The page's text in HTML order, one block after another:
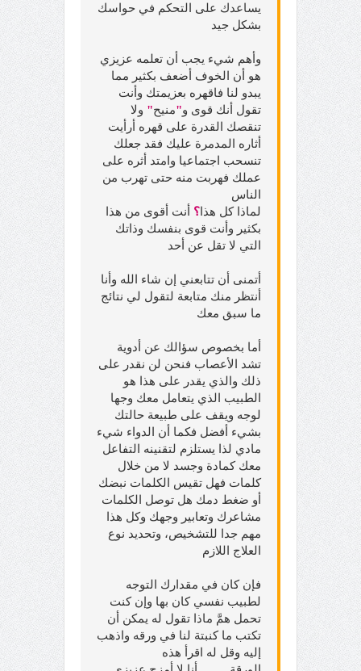
يساعدك على التحكم في حواسك
بشكل جيد
وأهم شيء يجب أن تعلمه عزيزي
هو أن الخوف أضعف بكثير مما
يبدو لنا فاقهره بعزيمتك وأنت
تقول أنك قوى و"منيح" ولا
تنقصك القدرة على قهره أرأيت
أثاره المدمرة عليك فقد جعلك
تنسحب اجتماعيا وامتد أثره على
عملك فهربت منه حتى تهرب من
الناس
لماذا كل هذا ؟ أنت أقوى من هذا
بكثير وأنت قوى بنفسك وذاتك
التي لا تقل عن أحد
أتمنى أن تتابعني إن شاء الله وأنا
أنتظر منك متابعة لتقول لي نتائج
ما سبق معك
أما بخصوص سؤالك عن أدوية
تشد الأعصاب فنحن لن نقدر على
ذلك والذي يقدر على هذا هو
الطبيب الذي يتعامل معك وجها
لوجه ويقف على طبيعة حالتك
بشيء أفضل فكما أن الدواء شيء
مادي لذا يستلزم لتقنينه التفاعل
معك كمادة وجسد لا من خلال
كلمات فهل تقيس الكلمات نبضك
أو ضغط دمك هل توصل الكلمات
مشاعرك وتعابير وجهك وكل هذا
مهم جدا للتشخيص، وتحديد نوع
العلاج اللازم
فإن كان في مقدارك التوجه
لطبيب نفسي كان بها وإن كنت
تحمل همَّ ماذا تقول له يمكن أن
تكتب ما كنبتة لنا في ورقه واذهب
إليه وقل له اقرأ هذه